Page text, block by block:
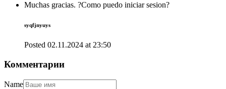
Muchas gracias. ?Como puedo iniciar sesion?
syqfjnyuys
Posted 02.11.2024 at 23:50
Комментарии
Name